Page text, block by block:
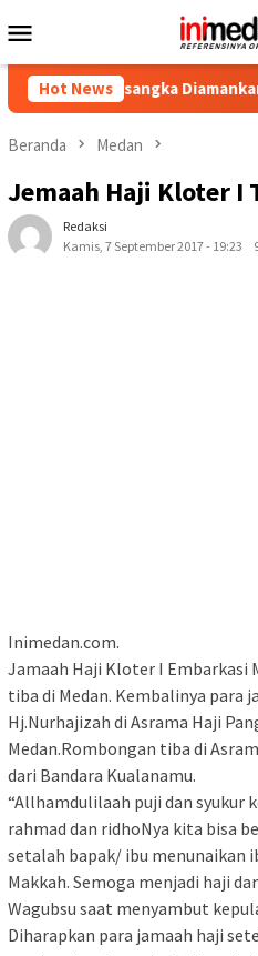
ke
Mobile
Hot NewsDiamankan
Beranda Medan
Jemaah Haji Kloter I
Redaksi
Kamis, 7 September 2017 - 19:23
Inimedan.com.
Jamaah Haji Kloter I Embarkasi
tiba di Medan. Kembalinya para
Hj.Nurhajizah di Asrama Haji
Medan.Rombongan tiba di
dari Bandara Kualanamu.
“Allhamdulilaah puji dan syukur
rahmad dan ridhoNya kita bisa
setalah bapak/ ibu menunaikan
Makkah. Semoga menjadi haji
Wagubsu saat menyambut
‎Diharapkan para jamaah haji